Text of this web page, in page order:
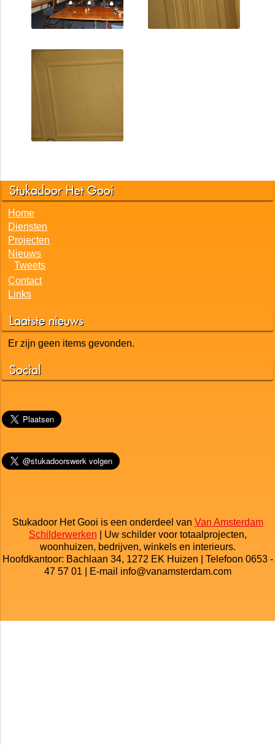
Stukadoor Het Gooi
Home
Diensten
Projecten
Nieuws
Tweets
Contact
Links
Laatste nieuws
Er zijn geen items gevonden.
Social
Stukadoor Het Gooi is een onderdeel van Van Amsterdam
Schilderwerken | Uw schilder voor totaalprojecten,
woonhuizen, bedrijven, winkels en interieurs.
Hoofdkantoor: Bachlaan 34, 1272 EK Huizen | Telefoon 0653 -
47 57 01 | E-mail info@vanamsterdam.com